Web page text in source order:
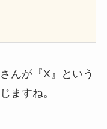
んが『X』という
ますね。